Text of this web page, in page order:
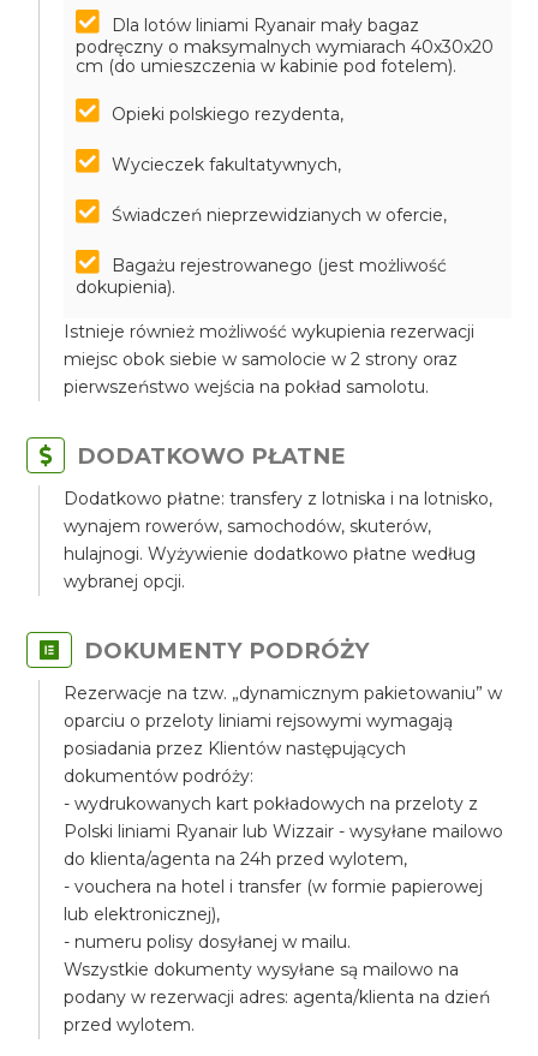
Dla lotów liniami Ryanair mały bagaz
podręczny o maksymalnych wymiarach 40x30x20
cm (do umieszczenia w kabinie pod fotelem).
Opieki polskiego rezydenta,
Wycieczek fakultatywnych,
Świadczeń nieprzewidzianych w ofercie,
Bagażu rejestrowanego (jest możliwość
dokupienia).
Istnieje również możliwość wykupienia rezerwacji
miejsc obok siebie w samolocie w 2 strony oraz
pierwszeństwo wejścia na pokład samolotu.
DODATKOWO PŁATNE
Dodatkowo płatne: transfery z lotniska i na lotnisko,
wynajem rowerów, samochodów, skuterów,
hulajnogi. Wyżywienie dodatkowo płatne według
wybranej opcji.
DOKUMENTY PODRÓŻY
Rezerwacje na tzw. „dynamicznym pakietowaniu” w
oparciu o przeloty liniami rejsowymi wymagają
posiadania przez Klientów następujących
dokumentów podróży:
- wydrukowanych kart pokładowych na przeloty z
Polski liniami Ryanair lub Wizzair - wysyłane mailowo
do klienta/agenta na 24h przed wylotem,
- vouchera na hotel i transfer (w formie papierowej
lub elektronicznej),
- numeru polisy dosyłanej w mailu.
Wszystkie dokumenty wysyłane są mailowo na
podany w rezerwacji adres: agenta/klienta na dzień
przed wylotem.